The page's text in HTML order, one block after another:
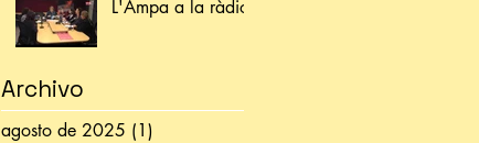
L'Ampa a la ràdio
Archivo
agosto de 2025 (1)